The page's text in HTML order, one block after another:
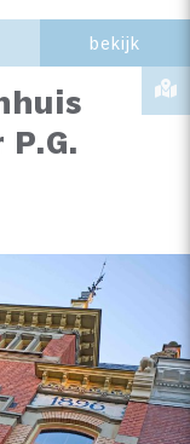
bekijk